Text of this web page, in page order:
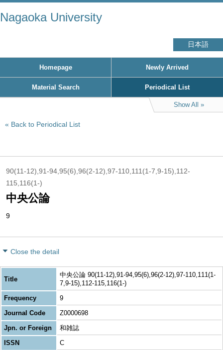
Nagaoka University
日本語
Homepage Newly Arrived
Material Search Periodical List
Show All
Back to Periodical List
90(11-12),91-94,95(6),96(2-12),97-110,111(1-7,9-15),112-
115,116(1-)
中央公論
9
Close the detail
Title
中央公論 90(11-12),91-94,95(6),96(2-12),97-110,111(1-
7,9-15),112-115,116(1-)
Frequency
9
Journal Code
Z0000698
Jpn. or Foreign
和雑誌
ISSN
C